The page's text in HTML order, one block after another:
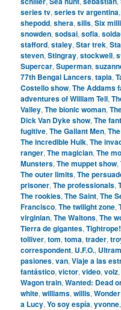
series tv,series tv argentina
shepodd,shera,sills,Six
snowden,sodsai,sofia,
stafford,staley,Star trek,
steven,Stingray,stockwell,
Supercar,Superman,
77th Bengal Lancers,tapia,
Costello show,The Addams
adventures of William Tell,
Valley,The bionic woman,
Dick Van Dyke show,The
fugitive,The Gallant Men,
The incredible Hulk,The
ranger,The magician,The
Munsters,The muppet show,
The outer limits,The
prisoner,The professionals,
The rookies,The Saint,The
Francisco,The twilight zone,
virginian,The Waltons,The
Tierra de gigantes,Tightrope!
tolliver,tom,toma,trader,
correspondent, U.F.O.,
pasiones,van,Viaje a las
fantástico,victor,video,volz
Wagon train,Wanted: Dead
white,williams,willis,
a Lucy,Yo soy espía,yvonne